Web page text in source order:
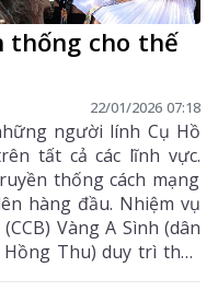
cho thế
22/01/2026 07:18
người lính Cụ Hồ
tất cả các lĩnh vực.
thống cách mạng
hàng đầu. Nhiệm vụ
Vàng A Sình (dân
Thu) duy trì thực